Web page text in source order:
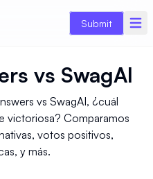
Submit
vs SwagAI
vs SwagAI, ¿cuál
victoriosa? Comparamos
votos positivos,
y más.